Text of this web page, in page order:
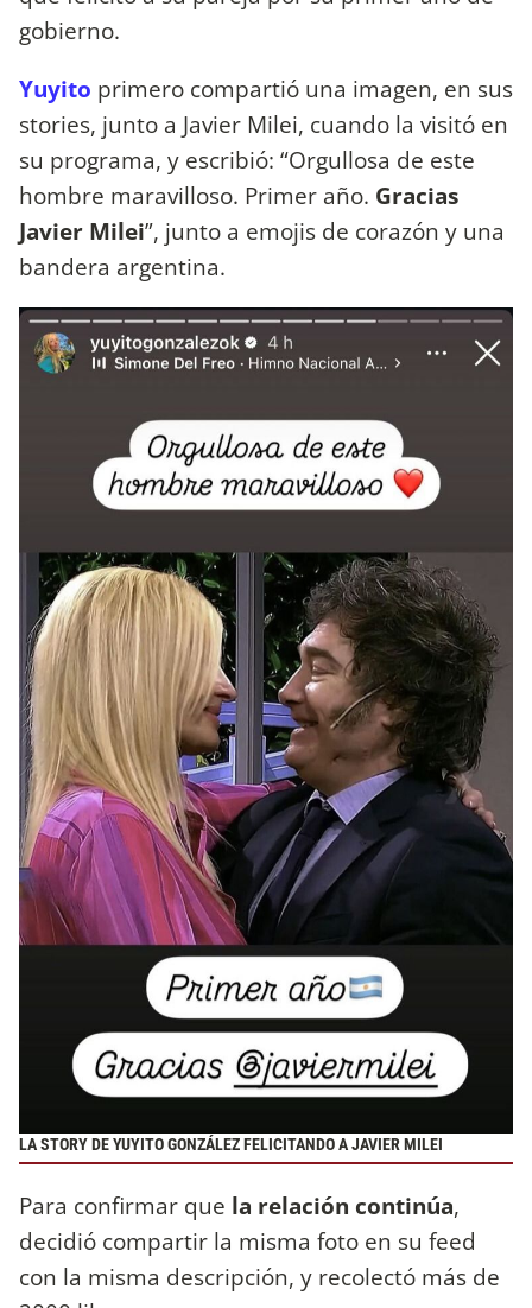
gobierno.
Yuyito primero compartió una imagen, en sus
stories, junto a Javier Milei, cuando la visitó en
su programa, y escribió: “Orgullosa de este
hombre maravilloso. Primer año. Gracias
Javier Milei”, junto a emojis de corazón y una
bandera argentina.
LA STORY DE YUYITO GONZÁLEZ FELICITANDO A JAVIER MILEI
Para confirmar que la relación continúa,
decidió compartir la misma foto en su feed
con la misma descripción, y recolectó más de